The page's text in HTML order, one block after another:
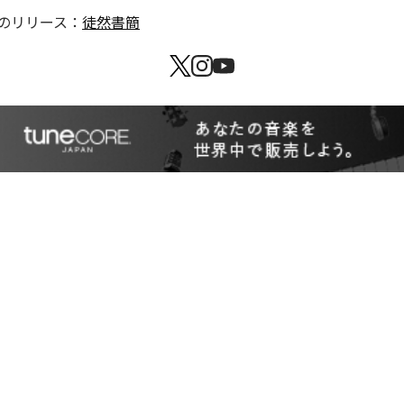
リリース： 徒然書簡